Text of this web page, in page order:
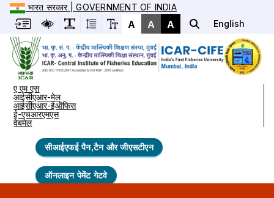
भारत सरकार | GOVERNMENT OF INDIA
A A A English
ए एम एस
आईसीएआर-मेल
आईसीएआर-ईऑफिस
ई-एचआरएमएस
वेबमेल
सीआईएफई पैन,टैन और जीएसटीएन
ऑनलाइन पेमेंट गेटवे